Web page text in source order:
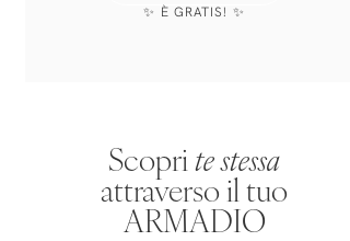
✨ È GRATIS! ✨
Scopri te stessa
attraverso il tuo
ARMADIO